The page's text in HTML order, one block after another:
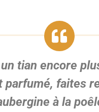
tian encore
parfumé, faites
à la